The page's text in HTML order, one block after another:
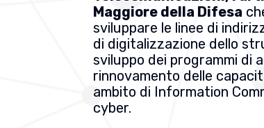
Maggiore della Difesa
sviluppare le linee di
di digitalizzazione dello
sviluppo dei programmi di
rinnovamento delle
ambito di Information
cyber.